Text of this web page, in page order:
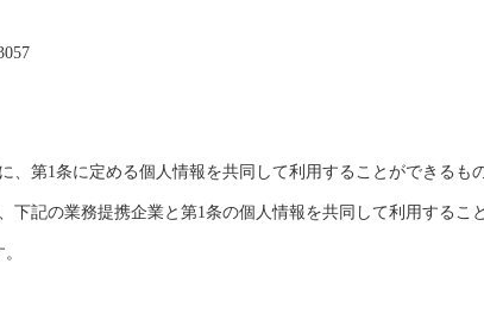
、第1条に定める個人情報を共同して利用することができるも
下記の業務提携企業と第1条の個人情報を共同して利用するこ